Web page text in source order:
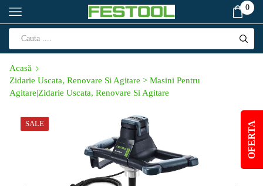
0
Acasă
Zidarie Uscata, Renovare Si Agitare > Masini Pentru
Agitare|Zidarie Uscata, Renovare Si Agitare
SALE OFERTA